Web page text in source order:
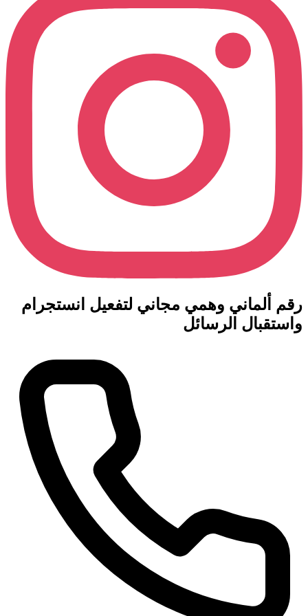
رقم ألماني وهمي مجاني لتفعيل انستجرام
واستقبال الرسائل